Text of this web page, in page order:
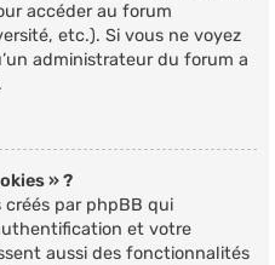
accéder au forum
etc.). Si vous ne voyez
administrateur du forum a
» ?
créés par phpBB qui
et votre
aussi des fonctionnalités